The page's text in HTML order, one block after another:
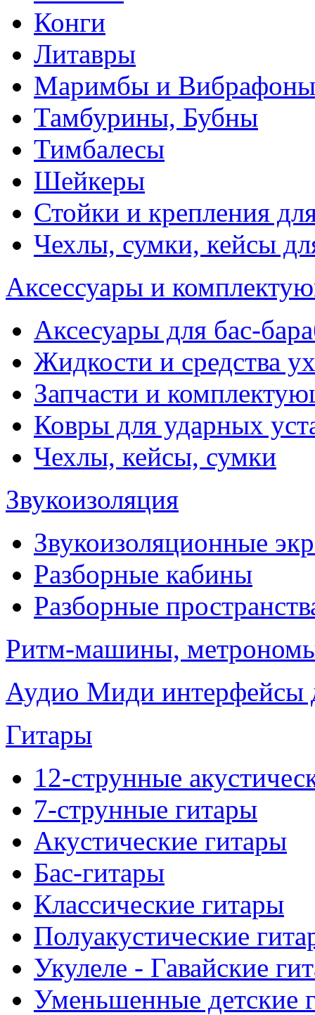
Конги
Литавры
Маримбы и Вибрафоны
Тамбурины, Бубны
Тимбалесы
Шейкеры
Стойки и крепления
Чехлы, сумки, кейсы
Аксессуары и
Аксесуары для бас-
Жидкости и средства
Запчасти и
Ковры для ударных
Чехлы, кейсы, сумки
Звукоизоляция
Звукоизоляционные
Разборные кабины
Разборные
Ритм-машины,
Аудио Миди интерфейсы
Гитары
12-струнные
7-струнные гитары
Акустические гитары
Бас-гитары
Классические гитары
Полуакустические
Укулеле - Гавайские
Уменьшенные детские